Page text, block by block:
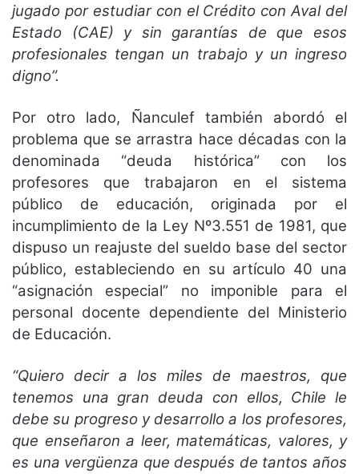
jugado por estudiar con el Crédito con Aval del
Estado (CAE) y sin garantías de que esos
profesionales tengan un trabajo y un ingreso
digno”.
Por otro lado, Ñanculef también abordó el
problema que se arrastra hace décadas con la
denominada “deuda histórica” con los
profesores que trabajaron en el sistema
público de educación, originada por el
incumplimiento de la Ley Nº3.551 de 1981, que
dispuso un reajuste del sueldo base del sector
público, estableciendo en su artículo 40 una
“asignación especial” no imponible para el
personal docente dependiente del Ministerio
de Educación.
“Quiero decir a los miles de maestros, que
tenemos una gran deuda con ellos, Chile le
debe su progreso y desarrollo a los profesores,
que enseñaron a leer, matemáticas, valores, y
es una vergüenza que después de tantos años